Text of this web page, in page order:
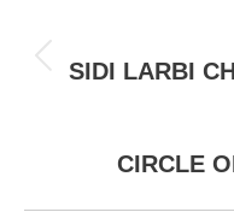
navigation
SIDI LARBI
CIRCLE